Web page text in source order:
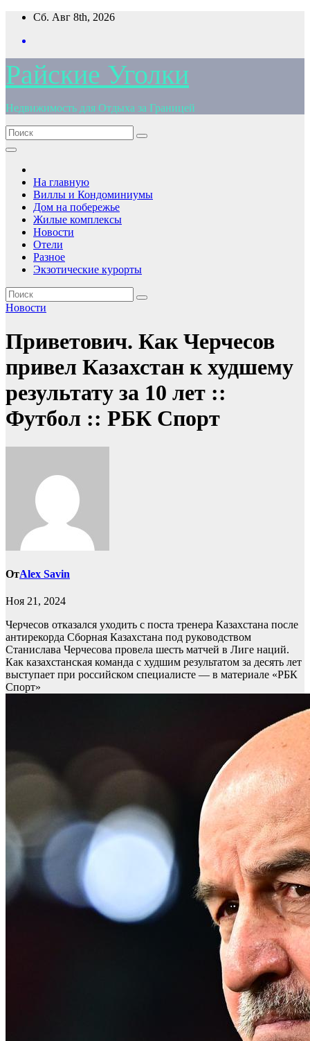
Перейти
содержимому
Сб. Авг 8th, 2026
Райские Уголки
Недвижимость для Отдыха за Границей
На главную
Виллы и Кондоминиумы
Дом на побережье
Жилые комплексы
Новости
Отели
Разное
Экзотические курорты
Новости
Приветович. Как Черчесов
привел Казахстан к худшему
результату за 10 лет ::
Футбол :: РБК Спорт
ОтAlex Savin
Ноя 21, 2024
Черчесов отказался уходить с поста тренера Казахстана после
антирекорда Сборная Казахстана под руководством
Станислава Черчесова провела шесть матчей в Лиге наций.
Как казахстанская команда с худшим результатом за десять лет
выступает при российском специалисте — в материале «РБК
Спорт»